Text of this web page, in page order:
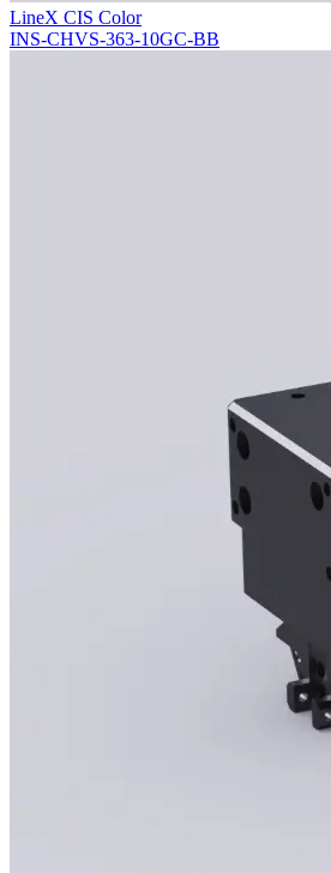
LineX CIS Color
INS-CHVS-363-10GC-BB